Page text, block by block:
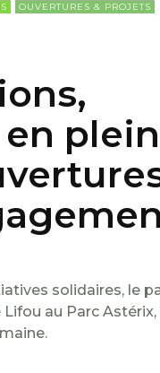
OUVERTURES & PROJETS
solidaires, le
au Parc